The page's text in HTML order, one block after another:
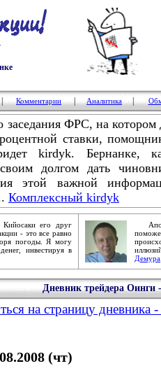
Комментарии Аналитика
ФРС, на котором
ставки,
kirdyk. Бернанке,
долгом дать
этой важной
Комплексный kirdyk
его друг
- это все равно
погоды. Я могу
инвестируя в
Демура
Дневник трейдера Оинги
на страницу дневника
(чт)